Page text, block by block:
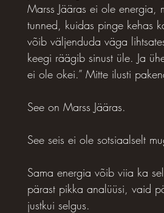
Marss Jääras ei ole energia,
tunned, kuidas pinge kehas
võib väljenduda väga
keegi räägib sinust üle. Ja
ei ole okei.” Mitte ilusti
See on Marss Jääras.
See seis ei ole sotsiaalselt
Sama energia võib viia ka
pärast pikka analüüsi, vaid
justkui selgus.